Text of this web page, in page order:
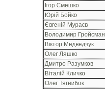
Ігор Смешко
Юрій Бойко
Євгеній Мураєв
Володимир Гройсман
Віктор Медведчук
Олег Ляшко
Дмитро Разумков
Віталій Кличко
Олег Тягнибок